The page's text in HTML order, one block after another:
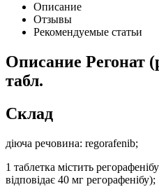
Описание
Отзывы
Рекомендуемые статьи
Описание Регонат
табл.
Склад
діюча речовина: regorafenib;
1 таблетка містить
відповідає 40 мг регорафенібу);